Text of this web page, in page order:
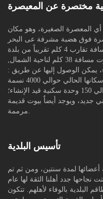
مختصرة عن المعيصرة
المعصرة الصغيرة، وهو مكان
فوق هضبة مشرفة عى البحر
تقع المعيصرة في قضاء كسروان عى مسافة تقارب 4 كلم تقريباً من بلدة
العقيبة الساحلية ,وتبعد عن العاصمة بيروت مسافة 38 كلم لناحية الشمال,
يمكن الوصول إليها عن طريق :
العقيبة – القوالة – المعيصرة .يبلغ عدد سكانها الحالي حوالي 4000 نسمة
وعدد البيوت فيها حوالي 500منزل وحوالي 150 وحدة سكنية قيد الإنشاء؛
جديد، ويوجد أيضاٌ بيوت قديمة
تأسيس البلدية
2002 وتمت تزكية أعضائها لمدة سنتين، ومن ثم تم
وبعد أن أثبتت نجاحها جدد أهلنا الثقة لها عام
البلدية بالوفاء لأهلهم. تتكون